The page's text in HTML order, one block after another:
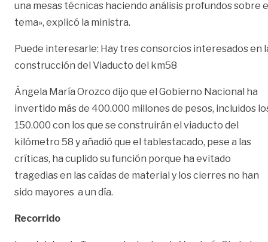
una mesas técnicas haciendo análisis profundos sobre
tema», explicó la ministra.
Puede interesarle: Hay tres consorcios interesados en
construcción del Viaducto del km58
Ángela María Orozco dijo que el Gobierno Nacional ha
invertido más de 400.000 millones de pesos, incluidos
150.000 con los que se construirán el viaducto del
kilómetro 58 y añadió que el tablestacado, pese a las
críticas, ha cuplido su función porque ha evitado
tragedias en las caídas de material y los cierres no han
sido mayores a un día.
Recorrido